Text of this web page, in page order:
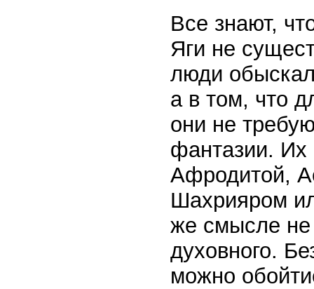
Все знают,
Яги не
люди
а в том, что
они не
фантазии. Их
Афродитой,
Шахрияром
же смысле не
духовного.
можно